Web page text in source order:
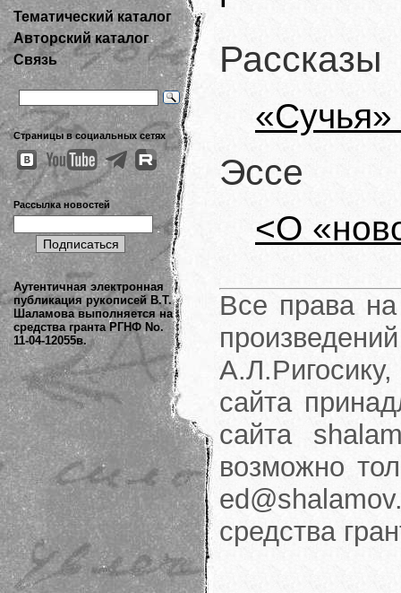
Тематический каталог
Авторский каталог
Связь
Страницы в социальных сетях
Рассылка новостей
Аутентичная электронная
публикация рукописей В.Т.
Шаламова выполняется на
средства гранта РГНФ No.
11-04-12055в.
Рассказы
Эссе
<О
Все права на
сайта
сайта
возможно
средства